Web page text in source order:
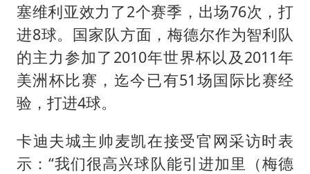
塞维利亚效力了2个赛季，出场76次，打
进8球。国家队方面，梅德尔作为智利队
的主力参加了2010年世界杯以及2011年
美洲杯比赛，迄今已有51场国际比赛经
验，打进4球。
卡迪夫城主帅麦凯在接受官网采访时表
示：“我们很高兴球队能引进加里（梅德